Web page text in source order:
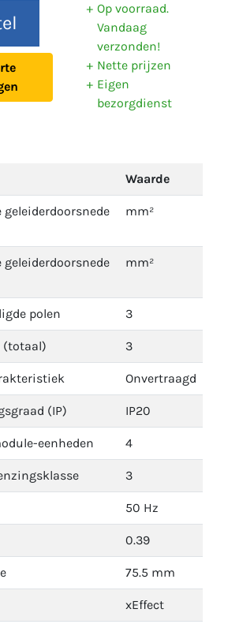
Op voorraad.
Vandaag
verzonden!
Nette prijzen
Eigen
bezorgdienst
Waarde
mm²
mm²
polen 3
(totaal) 3
Onvertraagd
(IP) IP20
eenheden 4
3
50 Hz
0.39
75.5 mm
xEffect